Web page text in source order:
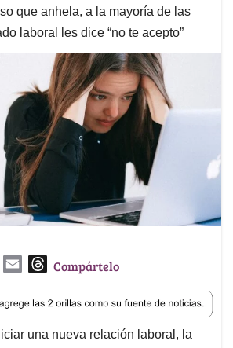
que anhela, a la mayoría de las
laboral les dice “no te acepto”
n
a
i
l
T
r
e
a
Compártelo
una nueva relación laboral, la